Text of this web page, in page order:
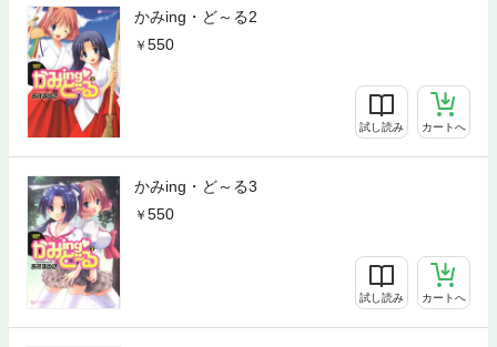
かみing・ど～る2
550
試し読み カートへ
かみing・ど～る3
550
試し読み カートへ